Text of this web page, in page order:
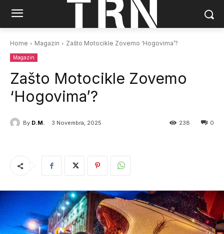
Home Magazin Zašto Motocikle Zovemo ‘Hogovima’?
Magazin
Zašto Motocikle Zovemo
‘Hogovima’?
By D.M. 3 Novembra, 2025 0
238